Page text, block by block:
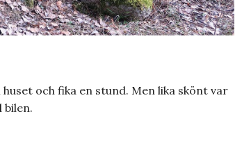
och fika en stund. Men lika skönt var
bilen.